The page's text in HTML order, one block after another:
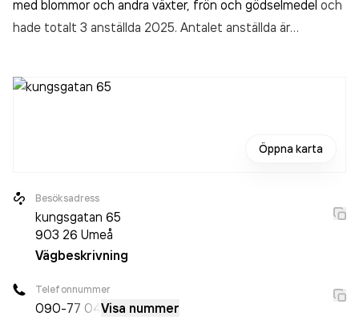
med blommor och andra växter, frön och gödselmedel och
hade totalt 3 anställda 2025. Antalet anställda är
omsatte 4 858 000,00 kr
Öppna karta
Besöksadress
kungsgatan 65
903 26 Umeå
Vägbeskrivning
Telefonnummer
090-77 04 Visa nummer